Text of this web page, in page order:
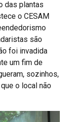
das plantas
o CESAM
são
foi invadida
um fim de
sozinhos,
o local não